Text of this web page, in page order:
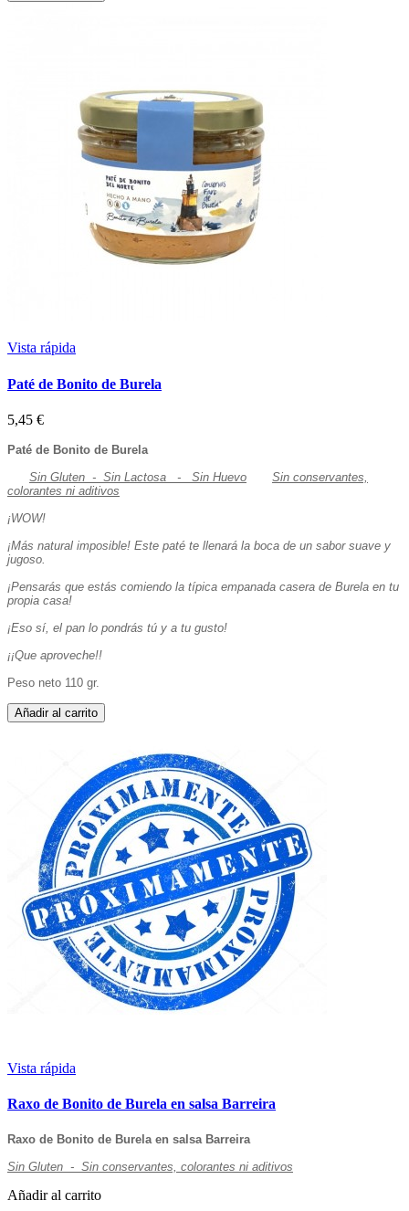
Vista rápida
Paté de Bonito de Burela
5,45 €
Paté de Bonito de Burela
Sin Gluten - Sin Lactosa - Sin Huevo
Sin conservantes,
colorantes ni aditivos
¡WOW!
¡Más natural imposible! Este paté te llenará la boca de un sabor suave y
jugoso.
¡Pensarás que estás comiendo la típica empanada casera de Burela en tu
propia casa!
¡Eso sí, el pan lo pondrás tú y a tu gusto!
¡¡Que aproveche!!
Peso neto 110 gr.
Añadir al carrito
Vista rápida
Raxo de Bonito de Burela en salsa Barreira
Raxo de Bonito de Burela en salsa Barreira
Sin Gluten - Sin conservantes, colorantes ni aditivos
Añadir al carrito